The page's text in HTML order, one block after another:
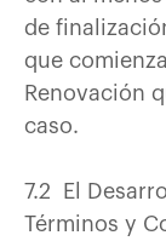
de
que
Renovación
caso.
7.2 El
Términos y